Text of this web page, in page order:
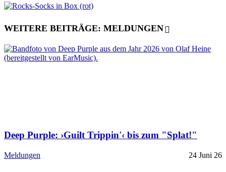
WEITERE BEITRÄGE: MELDUNGEN
Deep Purple: ›Guilt Trippin'‹ bis zum "Splat!"
Meldungen 24 Juni 26